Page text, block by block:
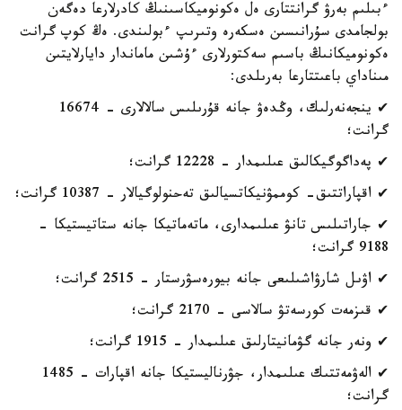
ءبىلىم بەرۋ گرانتتارى ەل ەكونوميكاسىنىڭ كادرلارعا دەگەن
بولجامدى سۇرانىسىن ەسكەرە وتىرىپ ءبولىندى. ەڭ كوپ گرانت
ەكونوميكانىڭ باسىم سەكتورلارى ءۇشىن ماماندار دايارلايتىن
مىناداي باعىتتارعا بەرىلدى:
✔ ينجەنەرلىك، وڭدەۋ جانە قۇرىلىس سالالارى - 16674
گرانت؛
✔ پەداگوگيكالىق عىلىمدار - 12228 گرانت؛
✔ اقپاراتتىق- كوممۋنيكاتسيالىق تەحنولوگيالار - 10387 گرانت؛
✔ جاراتىلىس تانۋ عىلىمدارى، ماتەماتيكا جانە ستاتيستيكا -
9188 گرانت؛
✔ اۋىل شارۋاشىلىعى جانە بيورەسۋرستار - 2515 گرانت؛
✔ قىزمەت كورسەتۋ سالاسى - 2170 گرانت؛
✔ ونەر جانە گۋمانيتارلىق عىلىمدار - 1915 گرانت؛
✔ الەۋمەتتىك عىلىمدار، جۋرناليستيكا جانە اقپارات - 1485
گرانت؛